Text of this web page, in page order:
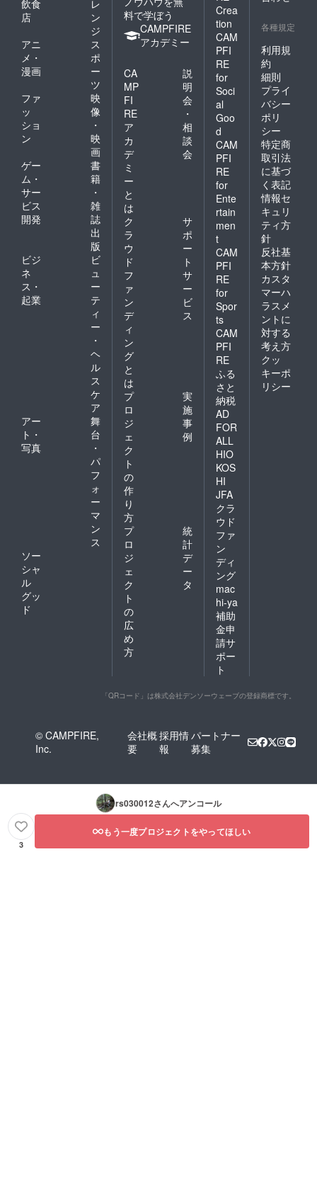
飲食
店
レ
ン
ジ
アニ
メ・
漫画
ス
ポ
ー
ツ
ファ
ッ
ショ
ン
映
像
・
映
画
ゲー
ム・
サー
ビス
開発
書
籍
・
雑
誌
出
版
ビジ
ネ
ス・
起業
ビ
ュ
ー
テ
ィ
ー
・
ヘ
ル
ス
ケ
ア
アー
ト・
写真
舞
台
・
パ
フ
ォ
ー
マ
ン
ス
ソー
シャ
ル
グッ
ド
料で学ぼう
CAMPFIRE
アカデミー
CA
MP
FI
RE
ア
カ
デ
ミ
ー
と
は
説
明
会
・
相
談
会
ク
ラ
ウ
ド
フ
ァ
ン
デ
ィ
ン
グ
と
は
サ
ポ
ー
ト
サ
ー
ビ
ス
プ
ロ
ジ
ェ
ク
ト
の
作
り
方
実
施
事
例
プ
ロ
ジ
ェ
ク
ト
の
広
め
方
統
計
デ
ー
タ
Crea
tion
CAM
PFI
RE
for
Soci
al
Goo
d
CAM
PFI
RE
for
Ente
rtain
men
t
CAM
PFI
RE
for
Spor
ts
CAM
PFI
RE
ふる
さと
納税
AD
FOR
ALL
HIO
KOS
HI
JFA
クラ
ウド
ファ
ン
ディ
ング
mac
hi-ya
補助
金申
請サ
ポー
ト
各種規定
利用規
約
細則
プライ
バシー
ポリ
シー
特定商
取引法
に基づ
く表記
情報セ
キュリ
ティ方
針
反社基
本方針
カスタ
マーハ
ラスメ
ントに
対する
考え方
クッ
キーポ
リシー
「QRコード」は株式会社デンソーウェーブの登録商標です。
© CAMPFIRE,
Inc.
会社概
要
採用情
報
パートナー
募集
rs030012さんへアンコール
3
もう一度プロジェクトをやってほしい